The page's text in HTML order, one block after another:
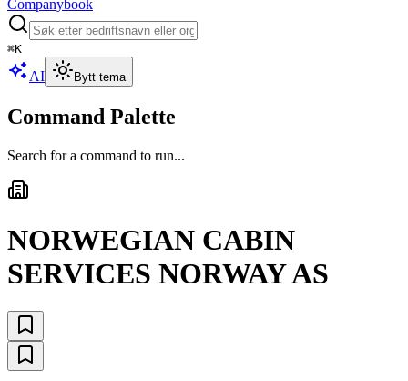
Companybook
⌘K
AI Bytt tema
Command Palette
Search for a command to run...
NORWEGIAN CABIN
SERVICES NORWAY AS